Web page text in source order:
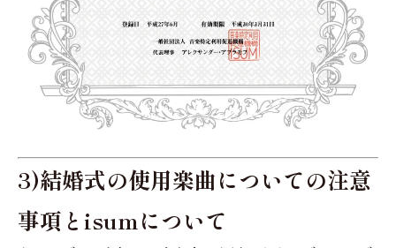
3)結婚式の使用楽曲についての注意
事項とisumについて